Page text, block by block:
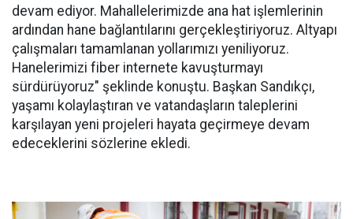
devam ediyor. Mahallelerimizde ana hat işlemlerinin
ardından hane bağlantılarını gerçekleştiriyoruz. Altyapı
çalışmaları tamamlanan yollarımızı yeniliyoruz.
Hanelerimizi fiber internete kavuşturmayı
sürdürüyoruz" şeklinde konuştu. Başkan Sandıkçı,
yaşamı kolaylaştıran ve vatandaşların taleplerini
karşılayan yeni projeleri hayata geçirmeye devam
edeceklerini sözlerine ekledi.